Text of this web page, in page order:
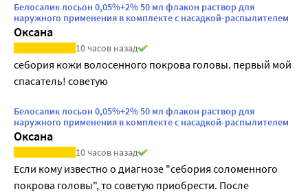
Белосалик лосьон 0,05%+2% 50 мл флакон раствор для
наружного применения в комплекте с насадкой-распылителем
Оксана
10 часов назад
себория кожи волосенного покрова головы. первый мой
спасатель! советую
Белосалик лосьон 0,05%+2% 50 мл флакон раствор для
наружного применения в комплекте с насадкой-распылителем
Оксана
10 часов назад
Если кому известно о диагнозе "себория соломенного
покрова головы", то советую приобрести. После